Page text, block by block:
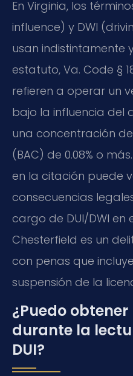
En Virginia, los
influence) y DWI
usan indistintamente
estatuto, Va. Code §
refieren a operar un
bajo la influencia del
una concentración
(BAC) de 0.08% o
en la citación puede
consecuencias
cargo de DUI/DWI en
Chesterfield es un
con penas que
suspensión de la
¿Puedo
durante la
DUI?